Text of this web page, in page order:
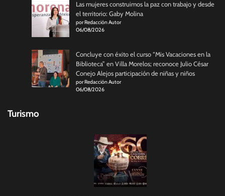
Las mujeres construimos la paz con trabajo y desde
el territorio: Gaby Molina
por Redacción Autor
06/08/2026
Concluye con éxito el curso “Mis Vacaciones en la
Biblioteca” en Villa Morelos; reconoce Julio César
Conejo Alejos participación de niñas y niños
por Redacción Autor
06/08/2026
Turismo